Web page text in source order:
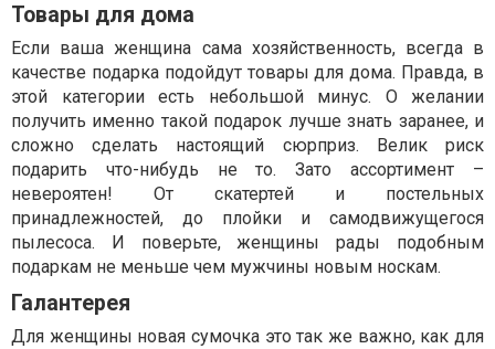
Товары для дома
Если ваша женщина сама хозяйственность, всегда в
качестве подарка подойдут товары для дома. Правда, в
этой категории есть небольшой минус. О желании
получить именно такой подарок лучше знать заранее, и
сложно сделать настоящий сюрприз. Велик риск
подарить что-нибудь не то. Зато ассортимент –
невероятен! От скатертей и постельных
принадлежностей, до плойки и самодвижущегося
пылесоса. И поверьте, женщины рады подобным
подаркам не меньше чем мужчины новым носкам.
Галантерея
Для женщины новая сумочка это так же важно, как для